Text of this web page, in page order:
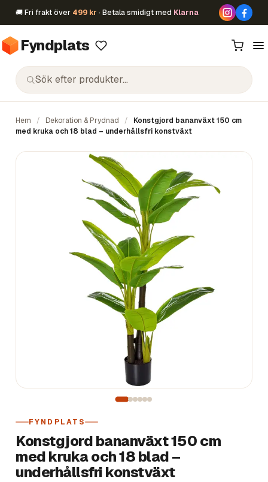
🚚 Fri frakt över 499 kr · Betala smidigt med Klarna
Fyndplats
Hem / Dekoration & Prydnad /
Konstgjord bananväxt 150 cm
med kruka och 18 blad – underhållsfri konstväxt
FYNDPLATS
Konstgjord bananväxt 150 cm
med kruka och 18 blad –
underhållsfri konstväxt